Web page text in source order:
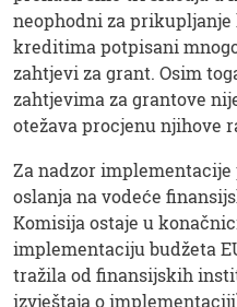
neophodni za
kreditima potpisani
zahtjevi za grant. Osim
zahtjevima za grantove
otežava procjenu njihove
Za nadzor implementacije
oslanja na vodeće
Komisija ostaje u
implementaciju budžeta
tražila od finansijskih
izvještaja o